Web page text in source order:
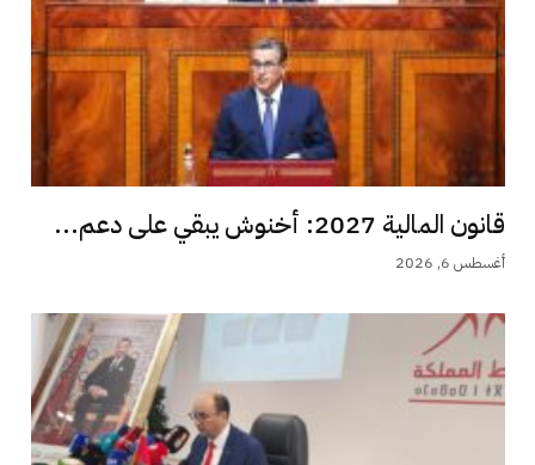
قانون المالية 2027: أخنوش يبقي على دعم...
أغسطس 6, 2026